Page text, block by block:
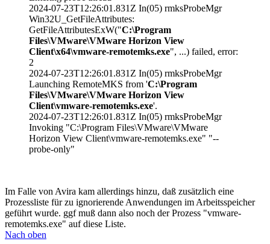
2024-07-23T12:26:01.831Z In(05) rmksProbeMgr
Win32U_GetFileAttributes:
GetFileAttributesExW("C:\Program
Files\VMware\VMware Horizon View
Client\x64\vmware-remotemks.exe", ...) failed, error:
2
2024-07-23T12:26:01.831Z In(05) rmksProbeMgr
Launching RemoteMKS from 'C:\Program
Files\VMware\VMware Horizon View
Client\vmware-remotemks.exe'.
2024-07-23T12:26:01.831Z In(05) rmksProbeMgr
Invoking "C:\Program Files\VMware\VMware
Horizon View Client\vmware-remotemks.exe" "--
probe-only"
Im Falle von Avira kam allerdings hinzu, daß zusätzlich eine
Prozessliste für zu ignorierende Anwendungen im Arbeitsspeicher
geführt wurde. ggf muß dann also noch der Prozess "vmware-
remotemks.exe" auf diese Liste.
Nach oben